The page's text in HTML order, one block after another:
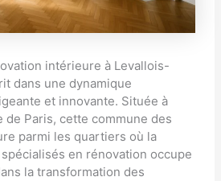
intérieure à Levallois-
dans une dynamique
et innovante. Située à
de Paris, cette commune des
parmi les quartiers où la
en rénovation occupe
la transformation des